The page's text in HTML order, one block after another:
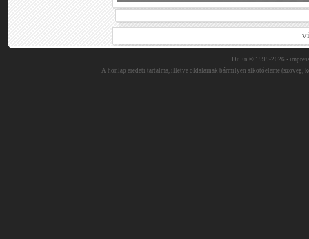
DuEn © 1999-2026 •
A honlap eredeti tartalma, illetve oldalainak bármilyen alkotóeleme (szöveg,